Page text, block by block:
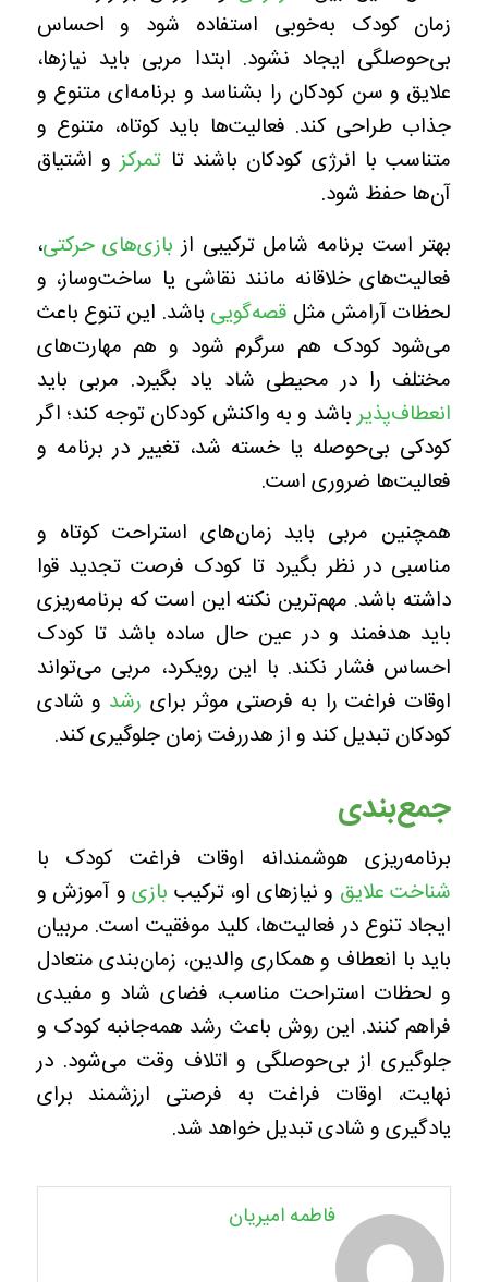
زمان کودک به‌خوبی استفاده شود و احساس
بی‌حوصلگی ایجاد نشود. ابتدا مربی باید نیازها،
علایق و سن کودکان را بشناسد و برنامه‌ای متنوع و
جذاب طراحی کند. فعالیت‌ها باید کوتاه، متنوع و
متناسب با انرژی کودکان باشند تا تمرکزو اشتیاق
آن‌ها حفظ شود.
بهتر است برنامه شامل ترکیبی از بازی‌های حرکتی،
فعالیت‌های خلاقانه مانند نقاشی یا ساخت‌وساز، و
لحظات آرامش مثل قصه‌گویی باشد. این تنوع باعث
می‌شود کودک هم سرگرم شود و هم مهارت‌های
مختلف را در محیطی شاد یاد بگیرد. مربی باید
انعطاف‌پذیرباشد و به واکنش کودکان توجه کند؛ اگر
کودکی بی‌حوصله یا خسته شد، تغییر در برنامه و
فعالیت‌ها ضروری است.
همچنین مربی باید زمان‌های استراحت کوتاه و
مناسبی در نظر بگیرد تا کودک فرصت تجدید قوا
داشته باشد. مهم‌ترین نکته این است که برنامه‌ریزی
باید هدفمند و در عین حال ساده باشد تا کودک
احساس فشار نکند. با این رویکرد، مربی می‌تواند
اوقات فراغت را به فرصتی موثر برای رشد و شادی
کودکان تبدیل کند و از هدررفت زمان جلوگیری کند.
جمع‌بندی
برنامه‌ریزی هوشمندانه اوقات فراغت کودک با
شناخت علایق و نیازهای او، ترکیب بازیو آموزش و
ایجاد تنوع در فعالیت‌ها، کلید موفقیت است. مربیان
باید با انعطاف و همکاری والدین، زمان‌بندی متعادل
و لحظات استراحت مناسب، فضای شاد و مفیدی
فراهم کنند. این روش باعث رشد همه‌جانبه کودک و
جلوگیری از بی‌حوصلگی و اتلاف وقت می‌شود. در
نهایت، اوقات فراغت به فرصتی ارزشمند برای
یادگیری و شادی تبدیل خواهد شد.
فاطمه امیریان